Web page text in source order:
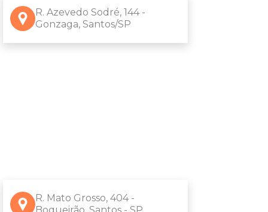
R. Azevedo Sodré, 144 -
Gonzaga, Santos/SP
R. Mato Grosso, 404 -
Boqueirão, Santos - SP